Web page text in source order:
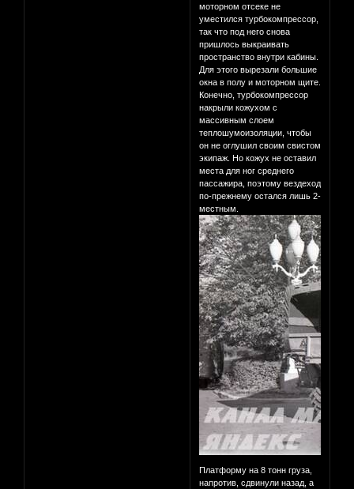
моторном отсеке не
уместился турбокомпрессор,
так что под него снова
пришлось выкраивать
пространство внутри кабины.
Для этого вырезали большие
окна в полу и моторном щите.
Конечно, турбокомпрессор
накрыли кожухом с
массивным слоем
теплошумоизоляции, чтобы
он не оглушил своим свистом
экипаж. Но кожух не оставил
места для ног среднего
пассажира, поэтому вездеход
по-прежнему остался лишь 2-
местным.
Платформу на 8 тонн груза,
напротив, сдвинули назад, а